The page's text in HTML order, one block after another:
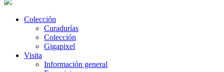
Colección
Curadurías
Colección
Gigapixel
Visita
Información general